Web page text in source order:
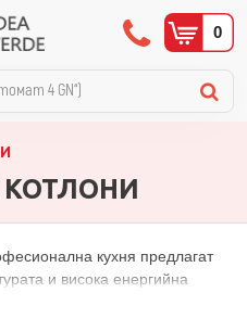
0
кухня предлагат
и висока енергийна